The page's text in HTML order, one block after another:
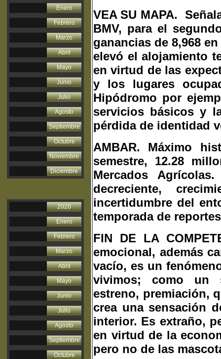
Enero
Febrero
Marzo
Abril
Mayo
Junio
Julio
Agosto
Septiembre
Octubre
Noviembre
Diciembre
2020
Enero
Febrero
Marzo
Abril
Mayo
Junio
Julio
Agosto
Septiembre
Octubre
VEA SU MAPA.
BMV, para el
ganancias de 8,968
elevó el alojamiento
en virtud de las
y los lugares
Hipódromo por
servicios básicos y
pérdida de identidad
AMBAR. Máximo
semestre, 12.28
Mercados
decreciente,
incertidumbre del
temporada de
FIN DE LA
emocional, además
vacío, es un
vivimos; como un
estreno, premiación,
crea una sensación
interior. Es extraño,
en virtud de la
pero no de las